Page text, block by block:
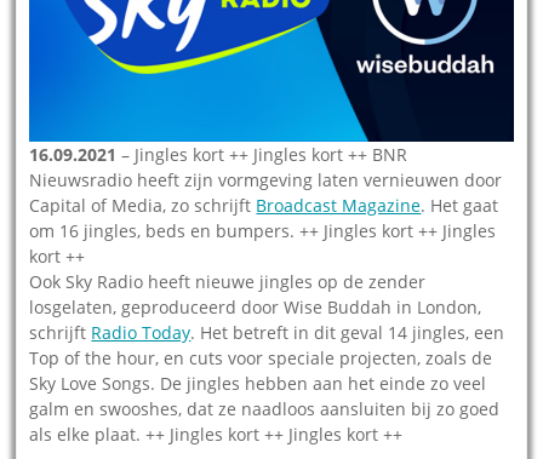
16.09.2021 – Jingles kort ++ Jingles kort ++ BNR
Nieuwsradio heeft zijn vormgeving laten vernieuwen door
Capital of Media, zo schrijft Broadcast Magazine. Het gaat
om 16 jingles, beds en bumpers. ++ Jingles kort ++ Jingles
kort ++
Ook Sky Radio heeft nieuwe jingles op de zender
losgelaten, geproduceerd door Wise Buddah in London,
schrijft Radio Today. Het betreft in dit geval 14 jingles, een
Top of the hour, en cuts voor speciale projecten, zoals de
Sky Love Songs. De jingles hebben aan het einde zo veel
galm en swooshes, dat ze naadloos aansluiten bij zo goed
als elke plaat. ++ Jingles kort ++ Jingles kort ++